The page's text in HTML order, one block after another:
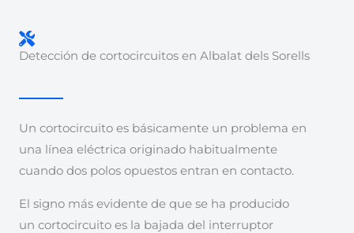
Detección de cortocircuitos en Albalat dels Sorells
Un cortocircuito es básicamente un problema en
una línea eléctrica originado habitualmente
cuando dos polos opuestos entran en contacto.
El signo más evidente de que se ha producido
un cortocircuito es la bajada del interruptor